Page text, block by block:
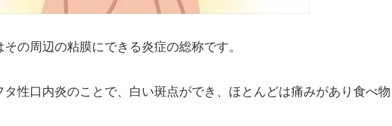
の周辺の粘膜にできる炎症の総称です。
性口内炎のことで、白い斑点ができ、ほとんどは痛みがあり食べ物